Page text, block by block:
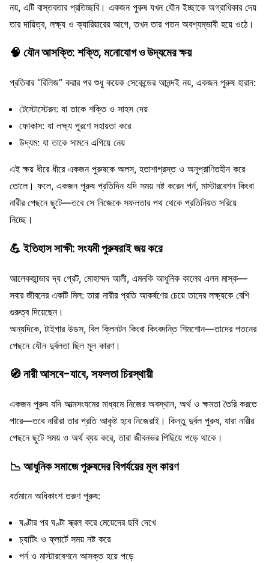
নয়, এটি বাস্তবতার প্রতিচ্ছবি। একজন পুরুষ যখন যৌন ইচ্ছাকে অগ্রাধিকার দেয়
তার দায়িত্ব, লক্ষ্য ও ক্যারিয়ারের আগে, তখন তার পতন অবশ্যম্ভাবী হয়ে ওঠে।
🧠যৌন আসক্তি: শক্তি, মনোযোগ ও উদ্যমের ক্ষয়
প্রতিবার “রিলিজ” করার পর শুধু কয়েক সেকেন্ডের আনন্দই নয়, একজন পুরুষ হারান:
টেস্টোস্টেরন: যা তাকে শক্তি ও সাহস দেয়
ফোকাস: যা লক্ষ্য পূরণে সহায়তা করে
উদ্যম: যা তাকে সামনে এগিয়ে নেয়
এই ক্ষয় ধীরে ধীরে একজন পুরুষকে অলস, হতাশাগ্রস্ত ও অনুপ্রাণিতহীন করে
তোলে। ফলে, একজন পুরুষ প্রতিদিন যদি সময় নষ্ট করেন পর্ন, মাস্টারবেশন কিংবা
নারীর পেছনে ছুটে—তবে সে নিজেকে সফলতার পথ থেকে প্রতিনিয়ত সরিয়ে
নিচ্ছে।
💪ইতিহাস সাক্ষী: সংযমী পুরুষরাই জয় করে
আলেকজান্ডার দ্য গ্রেট, মোহাম্মদ আলী, এমনকি আধুনিক কালের এলন মাস্ক—
সবার জীবনের একটি মিল: তারা নারীর প্রতি আকর্ষণের চেয়ে তাদের লক্ষ্যকে বেশি
গুরুত্ব দিয়েছেন।
অন্যদিকে, টাইগার উডস, বিল ক্লিনটন কিংবা কিংবদন্তি শিমশোন—তাদের পতনের
পেছনে যৌন দুর্বলতা ছিল মূল কারণ।
🧭নারী আসবে-যাবে, সফলতা চিরস্থায়ী
একজন পুরুষ যদি আত্মসংযমের মাধ্যমে নিজের অবস্থান, অর্থ ও ক্ষমতা তৈরি করতে
পারে—তবে নারীরা তার প্রতি আকৃষ্ট হবে নিজেরাই। কিন্তু দুর্বল পুরুষ, যারা নারীর
পেছনে ছুটে সময় ও অর্থ ব্যয় করে, তারা জীবনভর পিছিয়ে পড়ে থাকে।
📉আধুনিক সমাজে পুরুষদের বিপর্যয়ের মূল কারণ
বর্তমানে অধিকাংশ তরুণ পুরুষ:
ঘণ্টার পর ঘণ্টা স্ক্রল করে মেয়েদের ছবি দেখে
চ্যাটিং ও ফ্লার্টে সময় নষ্ট করে
পর্ন ও মাস্টারবেশনে আসক্ত হয়ে পড়ে